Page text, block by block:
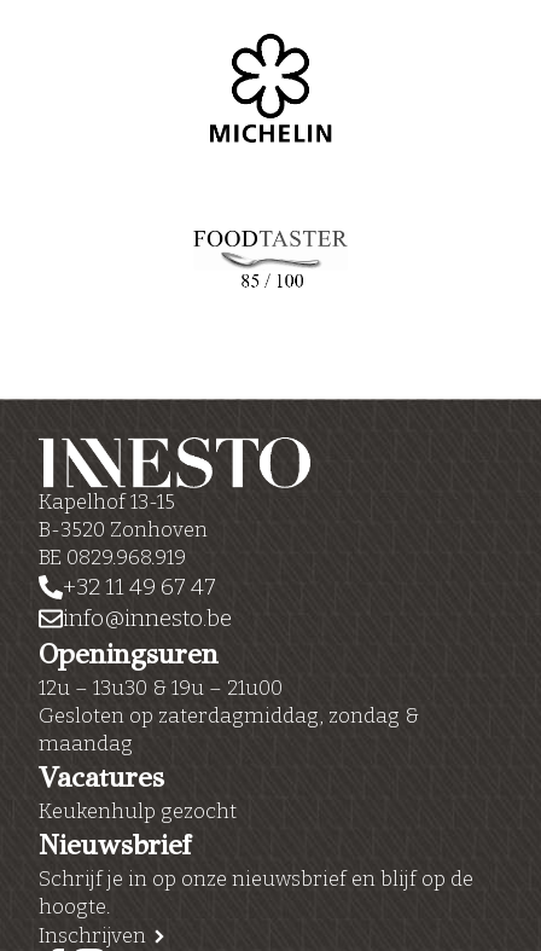
Kapelhof 13-15
B-3520 Zonhoven
BE 0829.968.919
+32 11 49 67 47
info@innesto.be
Openingsuren
12u – 13u30 & 19u – 21u00
Gesloten op zaterdagmiddag, zondag &
maandag
Vacatures
Keukenhulp gezocht
Nieuwsbrief
Schrijf je in op onze nieuwsbrief en blijf op de
hoogte.
Inschrijven